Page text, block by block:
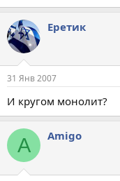
Еретик
31 Янв 2007
И кругом монолит?
A Amigo